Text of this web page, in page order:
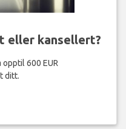
eller kansellert?
600 EUR
ditt.